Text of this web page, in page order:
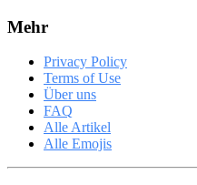
Mehr
Privacy Policy
Terms of Use
Über uns
FAQ
Alle Artikel
Alle Emojis